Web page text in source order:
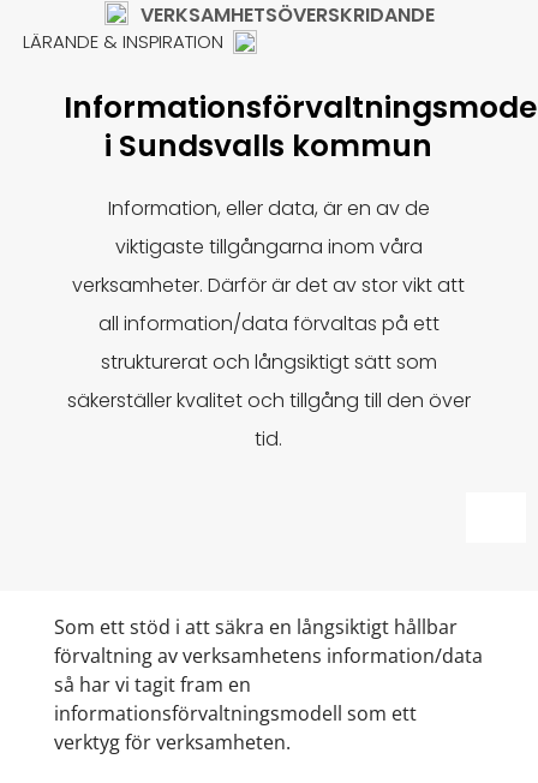
VERKSAMHETSÖVERSKRIDANDE
LÄRANDE & INSPIRATION
i Sundsvalls kommun
Information, eller data, är en av de
viktigaste tillgångarna inom våra
verksamheter. Därför är det av stor vikt att
all information/data förvaltas på ett
strukturerat och långsiktigt sätt som
säkerställer kvalitet och tillgång till den över
tid.
Som ett stöd i att säkra en långsiktigt hållbar
förvaltning av verksamhetens information/data
så har vi tagit fram en
informationsförvaltningsmodell som ett
verktyg för verksamheten.